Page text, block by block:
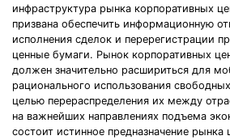
инфраструктура рынка корпоративных
призвана обеспечить информационную
исполнения сделок и перерегистрации
ценные бумаги. Рынок корпоративных
должен значительно расшириться для
рационального использования
целью перераспределения их между
на важнейших направлениях подъема
состоит истинное предназначение рынка